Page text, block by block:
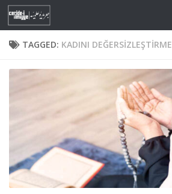
Skip to content
TAGGED: KADINI DEĞERSIZLEŞTIRME